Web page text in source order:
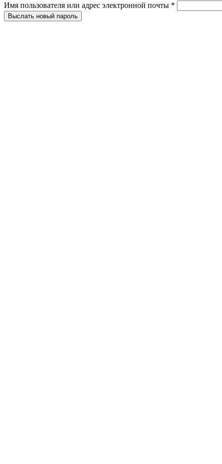
Имя пользователя или адрес электронной почты *